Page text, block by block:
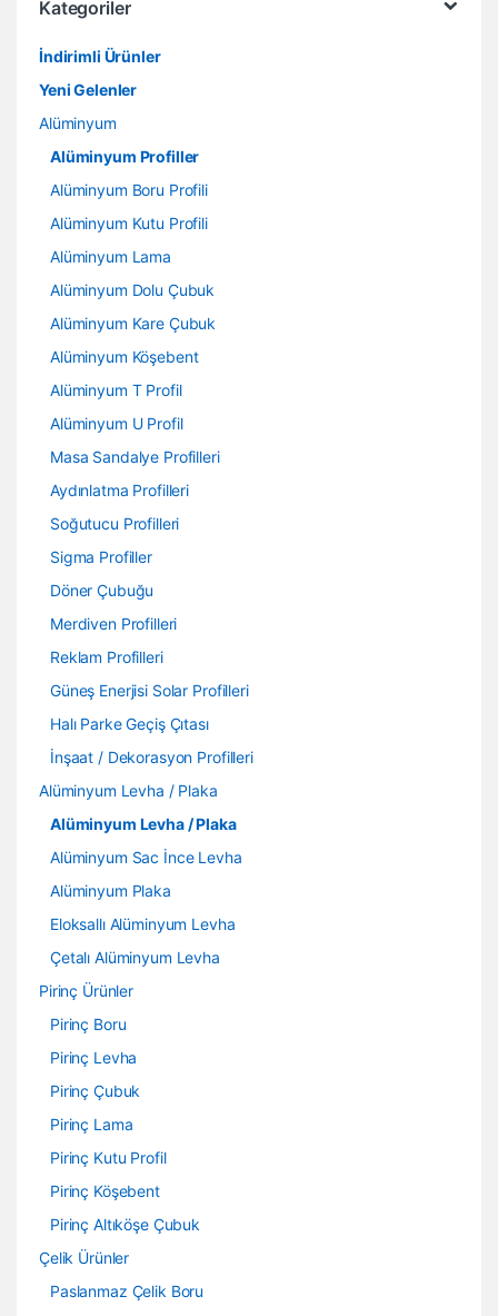
Kategoriler
İndirimli Ürünler
Yeni Gelenler
Alüminyum
Alüminyum Profiller
Alüminyum Boru Profili
Alüminyum Kutu Profili
Alüminyum Lama
Alüminyum Dolu Çubuk
Alüminyum Kare Çubuk
Alüminyum Köşebent
Alüminyum T Profil
Alüminyum U Profil
Masa Sandalye Profilleri
Aydınlatma Profilleri
Soğutucu Profilleri
Sigma Profiller
Döner Çubuğu
Merdiven Profilleri
Reklam Profilleri
Güneş Enerjisi Solar Profilleri
Halı Parke Geçiş Çıtası
İnşaat / Dekorasyon Profilleri
Alüminyum Levha / Plaka
Alüminyum Levha / Plaka
Alüminyum Sac İnce Levha
Alüminyum Plaka
Eloksallı Alüminyum Levha
Çetalı Alüminyum Levha
Pirinç Ürünler
Pirinç Boru
Pirinç Levha
Pirinç Çubuk
Pirinç Lama
Pirinç Kutu Profil
Pirinç Köşebent
Pirinç Altıköşe Çubuk
Çelik Ürünler
Paslanmaz Çelik Boru